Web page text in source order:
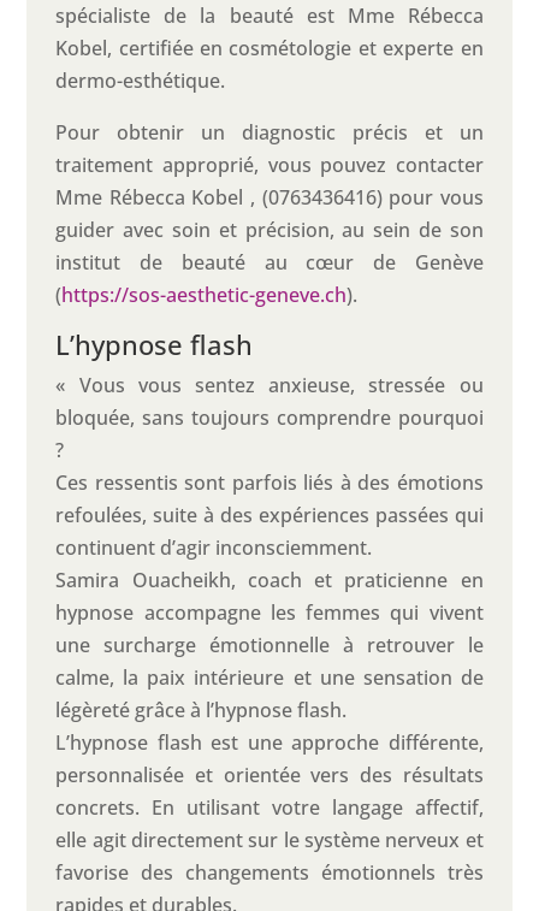
spécialiste de la beauté est Mme Rébecca
Kobel, certifiée en cosmétologie et experte en
dermo-esthétique.
Pour obtenir un diagnostic précis et un
traitement approprié, vous pouvez contacter
Mme Rébecca Kobel , (0763436416) pour vous
guider avec soin et précision, au sein de son
institut de beauté au cœur de Genève
(https://sos-aesthetic-geneve.ch).
L’hypnose flash
« Vous vous sentez anxieuse, stressée ou
bloquée, sans toujours comprendre pourquoi
?
Ces ressentis sont parfois liés à des émotions
refoulées, suite à des expériences passées qui
continuent d’agir inconsciemment.
Samira Ouacheikh, coach et praticienne en
hypnose accompagne les femmes qui vivent
une surcharge émotionnelle à retrouver le
calme, la paix intérieure et une sensation de
légèreté grâce à l’hypnose flash.
L’hypnose flash est une approche différente,
personnalisée et orientée vers des résultats
concrets. En utilisant votre langage affectif,
elle agit directement sur le système nerveux et
favorise des changements émotionnels très
rapides et durables.